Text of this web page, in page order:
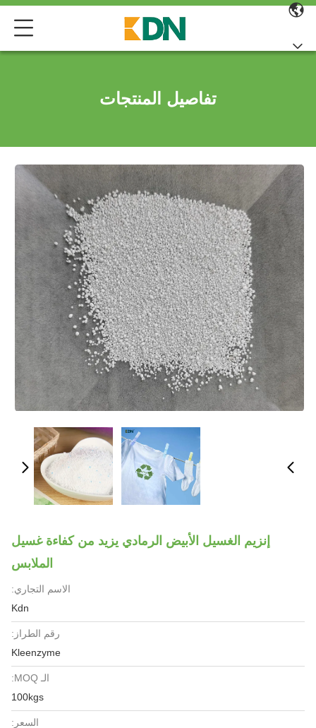
تفاصيل المنتجات
إنزيم الغسيل الأبيض الرمادي يزيد من كفاءة غسيل
الملابس
الاسم التجاري:
Kdn
رقم الطراز:
Kleenzyme
الـ MOQ:
100kgs
السعر: